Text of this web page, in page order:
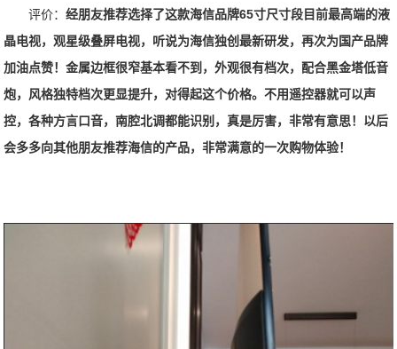
评价：经朋友推荐选择了这款海信品牌65寸尺寸段目前最高端的液
晶电视，观星级叠屏电视，听说为海信独创最新研发，再次为国产品牌
加油点赞！金属边框很窄基本看不到，外观很有档次，配合黑金塔低音
炮，风格独特档次更显提升，对得起这个价格。不用遥控器就可以声
控，各种方言口音，南腔北调都能识别，真是厉害，非常有意思！以后
会多多向其他朋友推荐海信的产品，非常满意的一次购物体验！